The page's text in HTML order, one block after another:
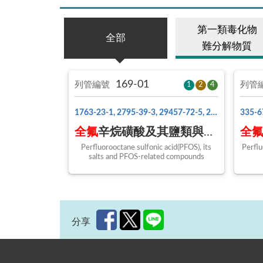
全部
第一類毒化物
難分解物質
列管編號 169-01 1 2 4
1763-23-1, 2795-39-3, 29457-72-5, 29081-56-9, 70225-14-8, 56773-42-3, 251099-16-8, 307-35-7
全氟辛烷磺酸及其鹽類與相關化合物
Perfluorooctane sulfonic acid(PFOS), its
salts and PFOS-related compounds
列管
全氟
分享